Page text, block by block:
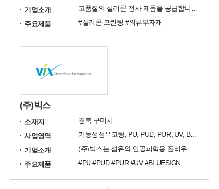
기업소개
주요제품
#실리콘 프린팅 #의류부자재
(주)빅스
소재지
경북 구미시
사업영역
기능성섬유코팅, PU, PUD, PUR, UV, BLUESIGN
기업소개
주요제품
#PU #PUD #PUR #UV #BLUESIGN